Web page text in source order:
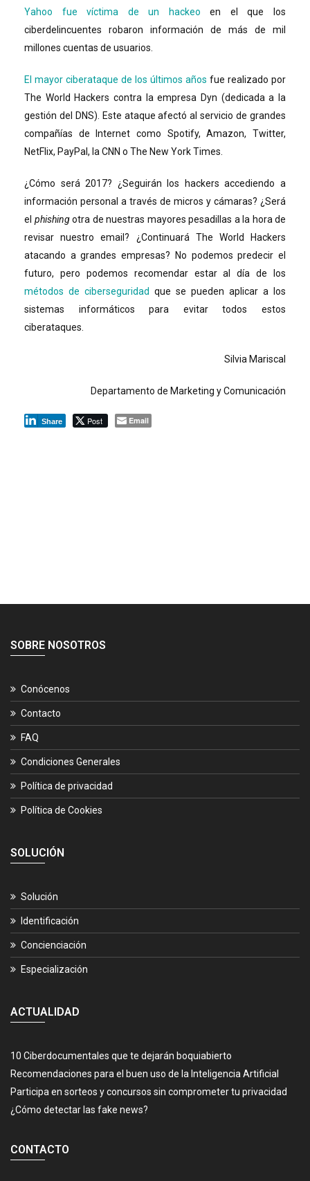
Yahoo fue víctima de un hackeo en el que los
ciberdelincuentes robaron información de más de mil
millones cuentas de usuarios.
El mayor ciberataque de los últimos años fue realizado por
The World Hackers contra la empresa Dyn (dedicada a la
gestión del DNS). Este ataque afectó al servicio de grandes
compañías de Internet como Spotify, Amazon, Twitter,
NetFlix, PayPal, la CNN o The New York Times.
¿Cómo será 2017? ¿Seguirán los hackers accediendo a
información personal a través de micros y cámaras? ¿Será
el phishingotra de nuestras mayores pesadillas a la hora de
revisar nuestro email? ¿Continuará The World Hackers
atacando a grandes empresas? No podemos predecir el
futuro, pero podemos recomendar estar al día de los
métodos de ciberseguridad que se pueden aplicar a los
sistemas informáticos para evitar todos estos
ciberataques.
Silvia Mariscal
Departamento de Marketing y Comunicación
Share Post Email
SOBRE NOSOTROS
Conócenos
Contacto
FAQ
Condiciones Generales
Política de privacidad
Política de Cookies
SOLUCIÓN
Solución
Identificación
Concienciación
Especialización
ACTUALIDAD
10 Ciberdocumentales que te dejarán boquiabierto
Recomendaciones para el buen uso de la Inteligencia Artificial
Participa en sorteos y concursos sin comprometer tu privacidad
¿Cómo detectar las fake news?
CONTACTO